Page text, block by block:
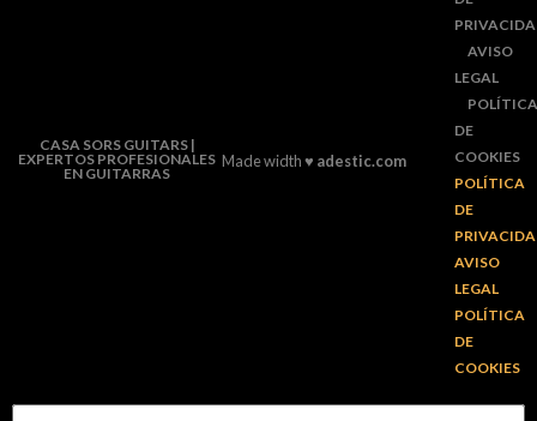
CASA SORS GUITARS |
EXPERTOS PROFESIONALES
EN GUITARRAS
Made width ♥ adestic.com
AVISO
LEGAL
DE
COOKIES
POLÍTICA
DE
AVISO
LEGAL
POLÍTICA
DE
COOKIES